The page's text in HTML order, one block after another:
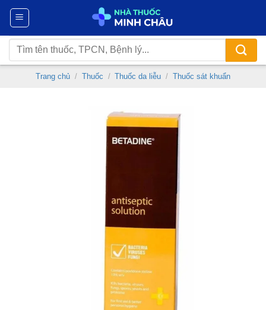
Chuyển
nội
dung
Tìm
kiếm:
Trang chủ / Thuốc / Thuốc da liễu / Thuốc sát khuẩn